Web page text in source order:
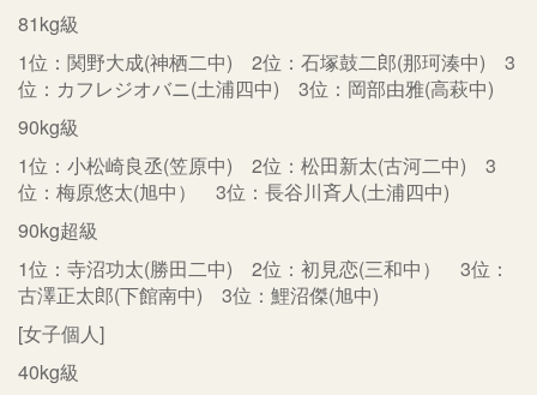
81kg級
1位：関野大成(神栖二中) 2位：石塚鼓二郎(那珂湊中) 3
位：カフレジオバニ(土浦四中) 3位：岡部由雅(高萩中)
90kg級
1位：小松崎良丞(笠原中) 2位：松田新太(古河二中) 3
位：梅原悠太(旭中） 3位：長谷川斉人(土浦四中)
90kg超級
1位：寺沼功太(勝田二中) 2位：初見恋(三和中） 3位：
古澤正太郎(下館南中) 3位：鯉沼傑(旭中)
[女子個人]
40kg級